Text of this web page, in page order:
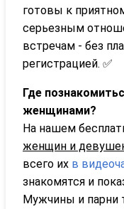
готовы к
серьезным
встречам - без
регистрацией. ✅
Где
женщинами?
На нашем
женщин и
всего их в
знакомятся и
Мужчины и парни